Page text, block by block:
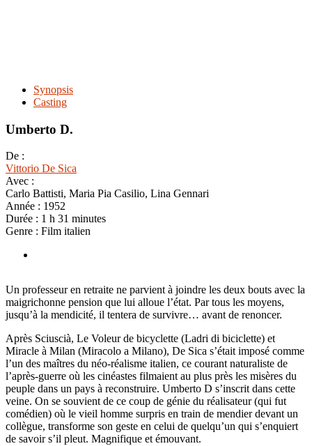
Synopsis
Casting
Umberto D.
De :
Vittorio De Sica
Avec :
Carlo Battisti, Maria Pia Casilio, Lina Gennari
Année : 1952
Durée : 1 h 31 minutes
Genre : Film italien
Un professeur en retraite ne parvient à joindre les deux bouts avec la
maigrichonne pension que lui alloue l’état. Par tous les moyens,
jusqu’à la mendicité, il tentera de survivre… avant de renoncer.
Après Sciuscià, Le Voleur de bicyclette (Ladri di biciclette) et
Miracle à Milan (Miracolo a Milano), De Sica s’était imposé comme
l’un des maîtres du néo-réalisme italien, ce courant naturaliste de
l’après-guerre où les cinéastes filmaient au plus près les misères du
peuple dans un pays à reconstruire. Umberto D s’inscrit dans cette
veine. On se souvient de ce coup de génie du réalisateur (qui fut
comédien) où le vieil homme surpris en train de mendier devant un
collègue, transforme son geste en celui de quelqu’un qui s’enquiert
de savoir s’il pleut. Magnifique et émouvant.